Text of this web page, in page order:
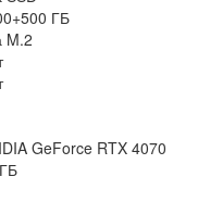
ГБ
M.2
GeForce RTX 4070